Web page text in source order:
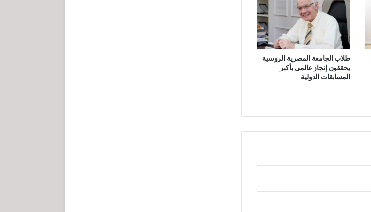
غرفة صناعة الأخشاب والأثاث تبحث التوسع في الأسواق الخارجية وتعميق التصنيع المحلي لزيادة الصادرات
طلاب الجامعة المصرية الروسية
يحققون إنجاز عالمى بأكبر
المسابقات الدولية